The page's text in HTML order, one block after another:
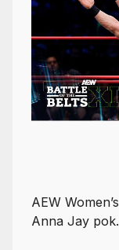
AEW
Anna Jay